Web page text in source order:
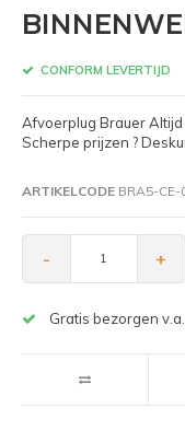
CONFORM LEVERTIJD
Afvoerplug Brauer
Scherpe prijzen ?
ARTIKELCODEBRA5-CE-
- +
Gratis bezorgen